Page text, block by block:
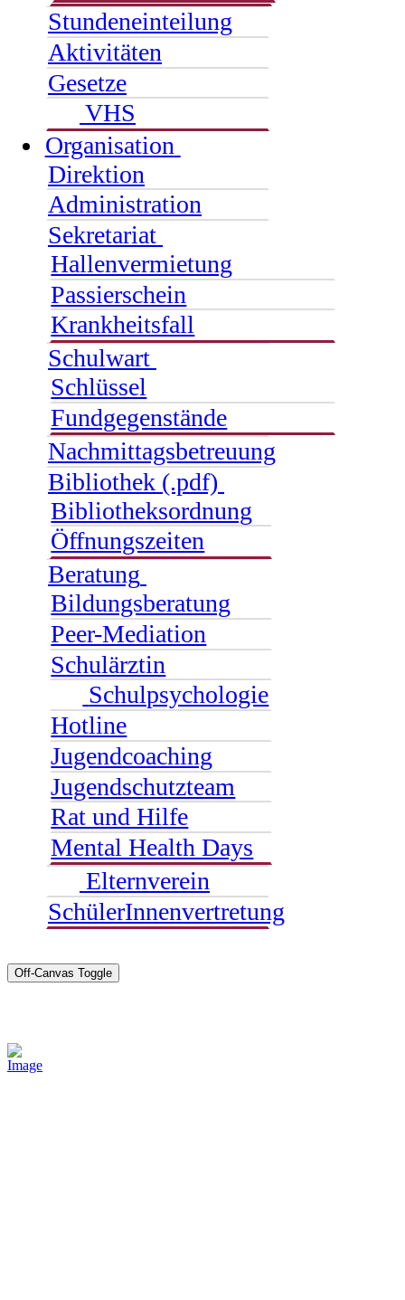
Stundeneinteilung
Aktivitäten
Gesetze
VHS
Organisation
Direktion
Administration
Sekretariat
Hallenvermietung
Passierschein
Krankheitsfall
Schulwart
Schlüssel
Fundgegenstände
Nachmittagsbetreuung
Bibliothek (.pdf)
Bibliotheksordnung
Öffnungszeiten
Beratung
Bildungsberatung
Peer-Mediation
Schulärztin
Schulpsychologie
Hotline
Jugendcoaching
Jugendschutzteam
Rat und Hilfe
Mental Health Days
Elternverein
SchülerInnenvertretung
Off-Canvas Toggle